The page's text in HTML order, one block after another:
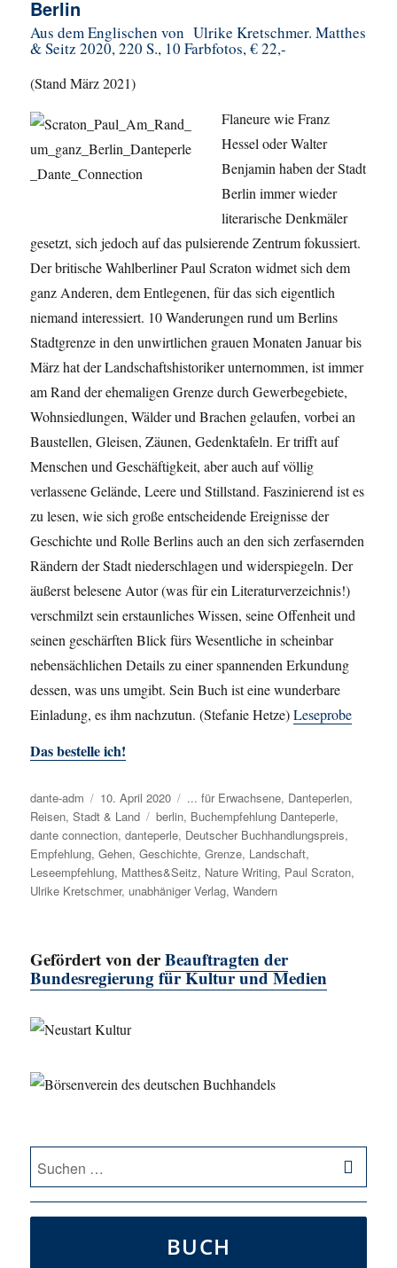
Berlin
Aus dem Englischen von Ulrike Kretschmer. Matthes
& Seitz 2020, 220 S., 10 Farbfotos, € 22,-
(Stand März 2021)
Flaneure wie Franz
Hessel oder Walter
Benjamin haben der Stadt
Berlin immer wieder
literarische Denkmäler
gesetzt, sich jedoch auf das pulsierende Zentrum fokussiert.
Der britische Wahlberliner Paul Scraton widmet sich dem
ganz Anderen, dem Entlegenen, für das sich eigentlich
niemand interessiert. 10 Wanderungen rund um Berlins
Stadtgrenze in den unwirtlichen grauen Monaten Januar bis
März hat der Landschaftshistoriker unternommen, ist immer
am Rand der ehemaligen Grenze durch Gewerbegebiete,
Wohnsiedlungen, Wälder und Brachen gelaufen, vorbei an
Baustellen, Gleisen, Zäunen, Gedenktafeln. Er trifft auf
Menschen und Geschäftigkeit, aber auch auf völlig
verlassene Gelände, Leere und Stillstand. Faszinierend ist es
zu lesen, wie sich große entscheidende Ereignisse der
Geschichte und Rolle Berlins auch an den sich zerfasernden
Rändern der Stadt niederschlagen und widerspiegeln. Der
äußerst belesene Autor (was für ein Literaturverzeichnis!)
verschmilzt sein erstaunliches Wissen, seine Offenheit und
seinen geschärften Blick fürs Wesentliche in scheinbar
nebensächlichen Details zu einer spannenden Erkundung
dessen, was uns umgibt. Sein Buch ist eine wunderbare
Einladung, es ihm nachzutun. (Stefanie Hetze)Leseprobe
Das bestelle ich!
Autor
dante-adm
Veröffentlicht
am
10. April 2020 Kategorien
... für Erwachsene, Danteperlen,
Reisen,Stadt & Land Schlagwörter
berlin, Buchempfehlung Danteperle,
dante connection,danteperle, Deutscher Buchhandlungspreis,
Empfehlung,Gehen,Geschichte,Grenze, Landschaft,
Leseempfehlung, Matthes&Seitz, Nature Writing, Paul Scraton,
Ulrike Kretschmer, unabhäniger Verlag,Wandern
Gefördert von derBeauftragten der
Bundesregierung für Kultur und Medien
Suche
nach:
BUCH